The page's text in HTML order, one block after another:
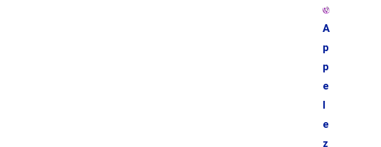
A
p
p
e
l
e
z